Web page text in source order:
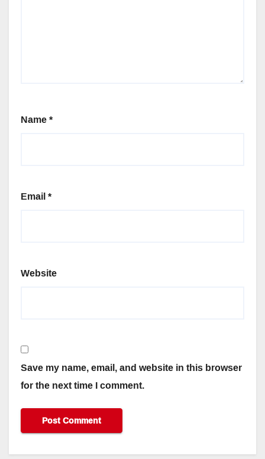
Name*
Email*
Website
Save my name, email, and website in this browser
for the next time I comment.